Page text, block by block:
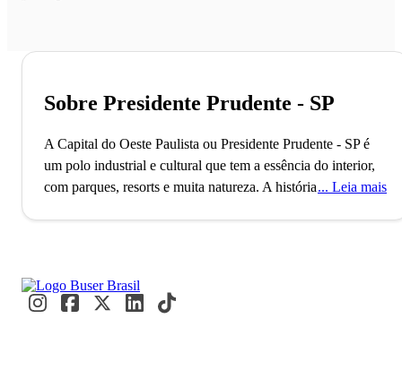
Sobre Presidente Prudente - SP
A Capital do Oeste Paulista ou Presidente Prudente - SP é
um polo industrial e cultural que tem a essência do interior,
com parques, resorts e muita natureza. A história do
industrial. Nos parques e espaços culturais, moradores e
visitantes se reúnem para aproveitar a rica programação
Leia mais